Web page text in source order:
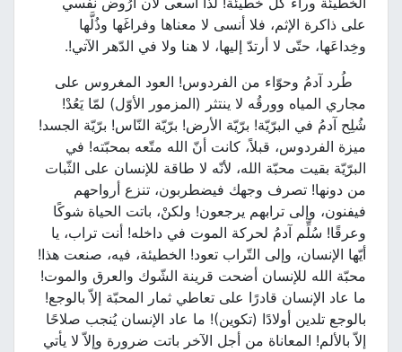
على ذاكرة الإثم، فلا أنسى لا معناها وفراغَها وذُلَّها
وخِداعَها، حتّى لا أرتدّ إليها، لا هنا ولا في الدّهر الآتي!.
طُرد آدمُ وحوّاء من الفردوس! العود المغروس على
مجاري المياه وورقُه لا ينتثر (المزمور الأوّل) لمّا يَعُدْ!
شُلِح آدمُ في البرّيّة! برّيّة الأرض! برّيّة النّاس! برّيّة الجسد!
ميزة الفردوس، قبلاً، كانت أنّ الله متّعه بمحبّته! في
البرّيّة بقيت محبّة الله، لأنّه لا طاقة للإنسان على الثّبات
من دونها! تصرف وجهك فيضطربون، تنزع أرواحهم
فيفنون، وإلى ترابهم يرجعون! ولكنْ، باتت الحياة شوكًا
وعرقًا! سُلِّم آدمُ لحركة الموت في داخله! أنت تراب، يا
أيّها الإنسان، وإلى التّراب تعود! الخطيئة، فيه، صنعت هذا!
محبّة الله للإنسان أضحت قرينة الشّوك والعرق والموت!
ما عاد الإنسان قادرًا على تعاطي ثمار المحبّة إلاّ بالوجع!
بالوجع تلدين أولادًا (تكوين)! ما عاد الإنسان يُنجب صلاحًا
إلاّ بالألم! المعاناة من أجل الآخر باتت ضرورة وإلاّ لا يأتي